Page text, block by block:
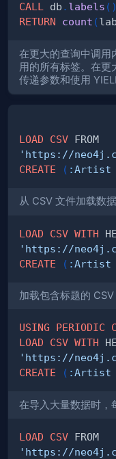
CALL db . labels ( )
RETURN
count (
在更大的查询中调用
用的所有标签。在
传递参数和使用
LOAD CSV
'https://
CREATE
( :Artist
从 CSV 文件加载数
LOAD CSV WITH
'https://
CREATE
( :Artist
加载包含标题的 CSV
USING PERIODIC
LOAD
CSV WITH
'https://
CREATE
( :Artist
在导入大量数据时，
LOAD CSV
'https://